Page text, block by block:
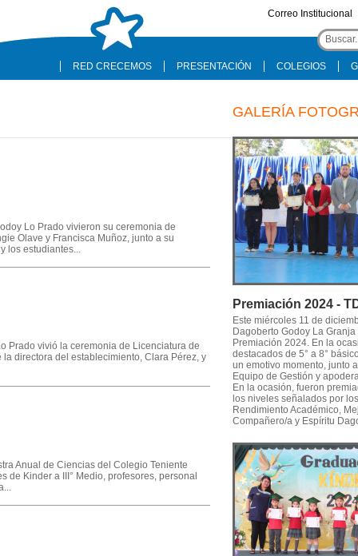
Correo Institucional
RED CRECEMOS PRESENTACIÓN COLEGIOS
Lo Prado vivieron su ceremonia de
Olave y Francisca Muñoz, junto a su
los estudiantes...
Prado vivió la ceremonia de Licenciatura de
directora del establecimiento, Clara Pérez, y
Anual de Ciencias del Colegio Teniente
de Kinder a III° Medio, profesores, personal
GALERÍA
Premiación 2024 -
Este miércoles 11 de
Dagoberto Godoy La
Premiación 2024. En la
destacados de 5° a 8°
un emotivo momento, junto
Equipo de Gestión y
En la ocasión, fueron
los niveles señalados por
Rendimiento Académico,
Compañero/a y Espíritu